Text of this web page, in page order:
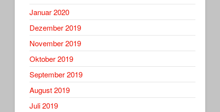
Januar 2020
Dezember 2019
November 2019
Oktober 2019
September 2019
August 2019
Juli 2019